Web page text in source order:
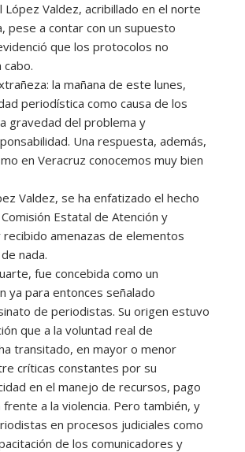
Valdez, acribillado en el norte
pese a contar con un supuesto
que los protocolos no
cabo.
la mañana de este lunes,
periodística como causa de los
gravedad del problema y
Una respuesta, además,
en Veracruz conocemos muy bien
Valdez, se ha enfatizado el hecho
Estatal de Atención y
amenazas de elementos
nada.
fue concebida como un
ya para entonces señalado
de periodistas. Su origen estuvo
que a la voluntad real de
transitado, en mayor o menor
críticas constantes por su
en el manejo de recursos, pago
a la violencia. Pero también, y
en procesos judiciales como
de los comunicadores y